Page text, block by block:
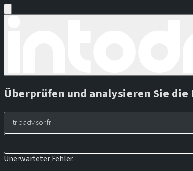
Überprüfen und analysieren Sie die
Unerwarteter Fehler.